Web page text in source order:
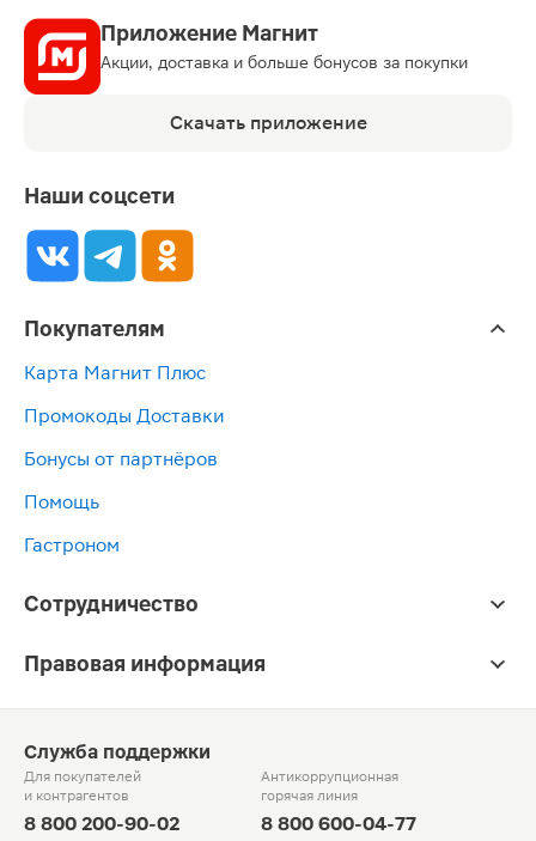
Приложение Магнит
Акции, доставка и больше бонусов за покупки
Скачать приложение
Наши соцсети
Покупателям
Карта Магнит Плюс
Промокоды Доставки
Бонусы от партнёров
Помощь
Гастроном
Сотрудничество
Правовая информация
Служба поддержки
Для покупателей
и контрагентов
8 800 200-90-02
Антикоррупционная
горячая линия
8 800 600-04-77